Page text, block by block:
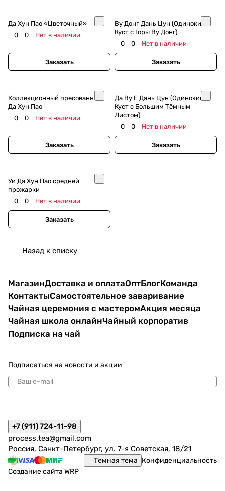
Да Хун Пао «Цветочный»
0
0 Нет в наличии
Заказать
Ву Донг Дань Цун (Одинокий
Куст с Горы Ву Донг)
0
0 Нет в наличии
Заказать
Коллекционный пресованный
Да Хун Пао
0
0 Нет в наличии
Заказать
Да Ву Е Дань Цун (Одинокий
Куст с Большим Тёмным
Листом)
0
0 Нет в наличии
Заказать
Уи Да Хун Пао средней
прожарки
0
0 Нет в наличии
Заказать
Назад к списку
МагазинДоставка и оплатаОптБлогКоманда
КонтактыСамостоятельное заваривание
Чайная церемония с мастеромАкция месяца
Чайная школа онлайнЧайный корпоратив
Подписка на чай
Подписаться на новости и акции
+7 (911) 724-11-98
process.tea@gmail.com
Россия, Санкт-Петербург, ул. 7-я Советская, 18/21
Темная тема Конфиденциальность
Создание сайта WRP